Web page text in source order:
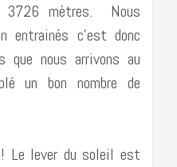
3726 mètres. Nous
entrainés c’est donc
nous arrivons au
un bon nombre de
Le lever du soleil est